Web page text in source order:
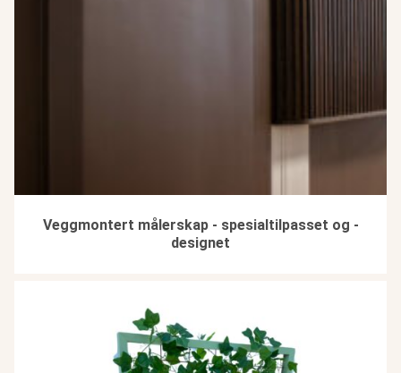
Veggmontert målerskap - spesialtilpasset og -
designet